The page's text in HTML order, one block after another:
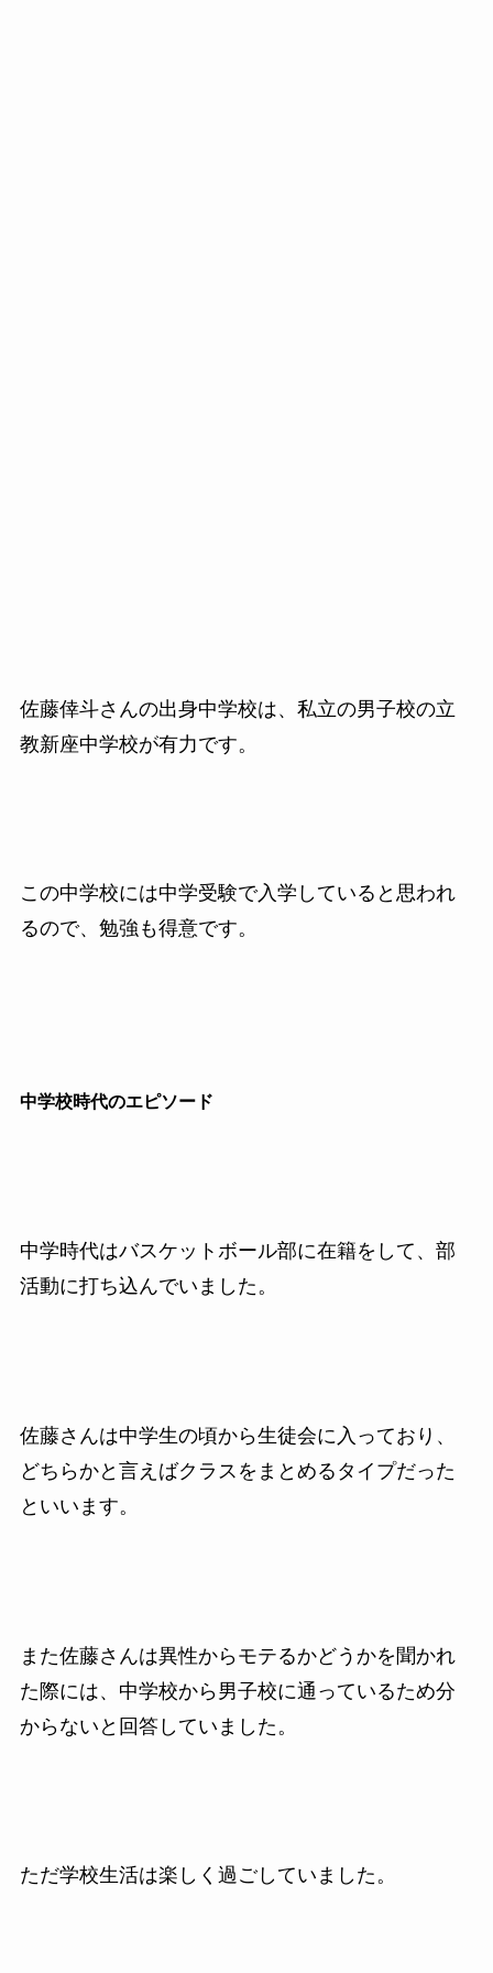
佐藤倖斗さんの出身中学校は、私立の男子校の立
教新座中学校が有力です。
この中学校には中学受験で入学していると思われ
るので、勉強も得意です。
中学校時代のエピソード
中学時代はバスケットボール部に在籍をして、部
活動に打ち込んでいました。
佐藤さんは中学生の頃から生徒会に入っており、
どちらかと言えばクラスをまとめるタイプだった
といいます。
また佐藤さんは異性からモテるかどうかを聞かれ
た際には、中学校から男子校に通っているため分
からないと回答していました。
ただ学校生活は楽しく過ごしていました。